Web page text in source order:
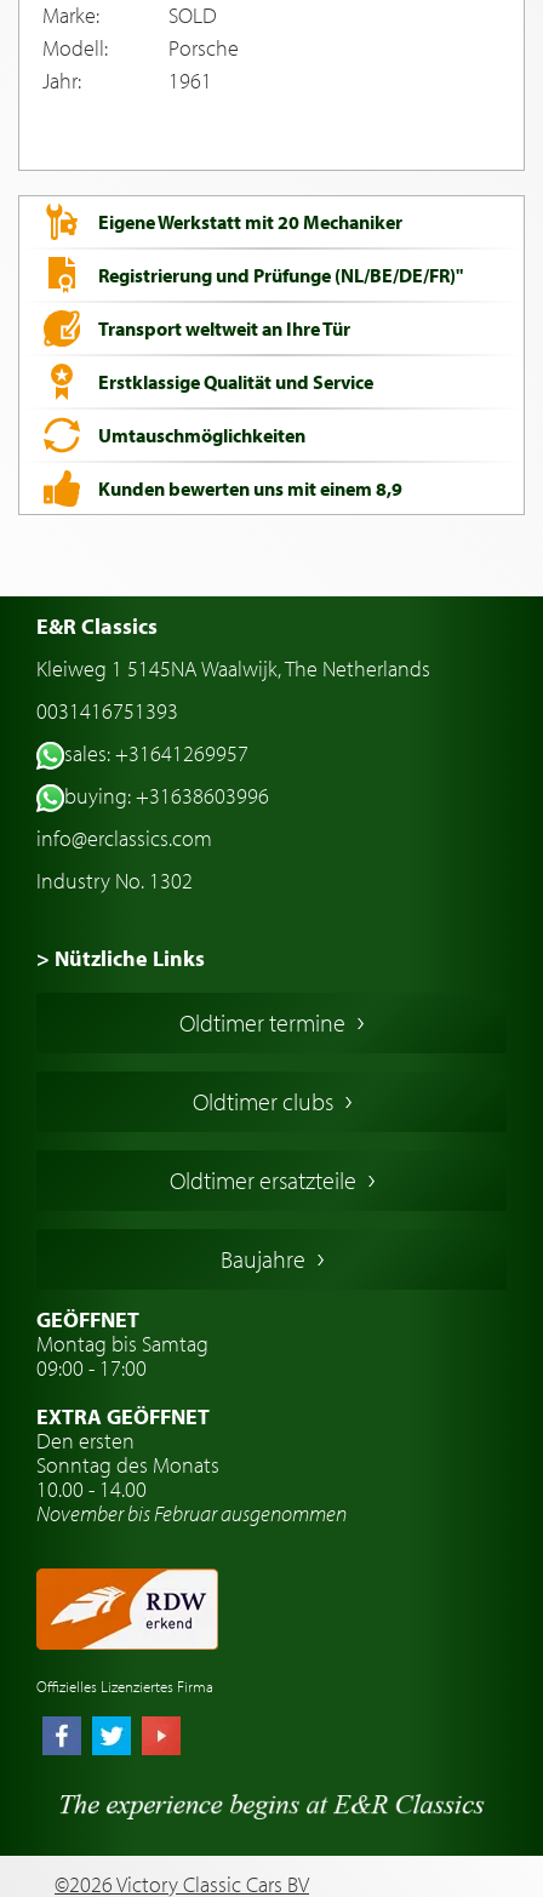
Marke:
SOLD
Modell:
Porsche
Jahr:
1961
Eigene Werkstatt mit 20 Mechaniker
Registrierung und Prüfunge (NL/BE/DE/FR)"
Transport weltweit an Ihre Tür
Erstklassige Qualität und Service
Umtauschmöglichkeiten
Kunden bewerten uns mit einem 8,9
E&R Classics
Kleiweg 1 5145NA Waalwijk, The Netherlands
0031416751393
sales: +31641269957
buying: +31638603996
info@erclassics.com
Industry No. 1302
> Nützliche Links
Oldtimers in Europa
Englische Oldtimer
Deutsche Oldtimer
Schwedische Oldtimer
Oldtimer mit h-kennzeichen
Auto Oldtimer Markt
Oldtimer-Versicherung
Oldtimer-Clubs
Oldtimer-Reisen
Automarken uhren
Oldtimer termine
Oldtimer clubs
Oldtimer ersatzteile
Baujahre
GEÖFFNET
Montag bis Samtag
09:00 - 17:00
EXTRA GEÖFFNET
Den ersten
Sonntag des Monats
10.00 - 14.00
November bis Februar ausgenommen
Offizielles Lizenziertes Firma
©2026 Victory Classic Cars BV